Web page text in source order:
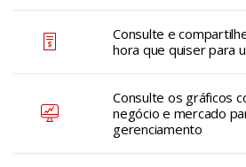
Consulte e
hora que quiser para
Consulte os gráficos
negócio e mercado
gerenciamento